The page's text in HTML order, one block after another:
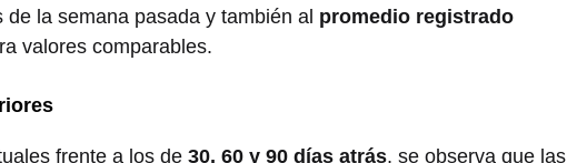
la semana pasada y también al promedio registrado
valores comparables.
frente a los de 30, 60 y 90 días atrás, se observa que las